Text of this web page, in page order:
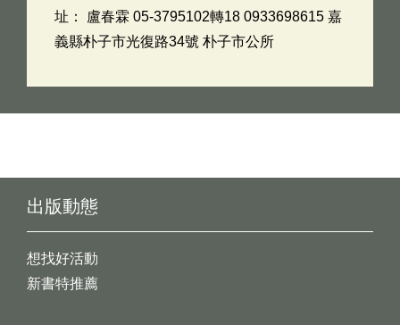
址： 盧春霖 05-3795102轉18 0933698615 嘉
義縣朴子市光復路34號 朴子市公所
出版動態
想找好活動
新書特推薦